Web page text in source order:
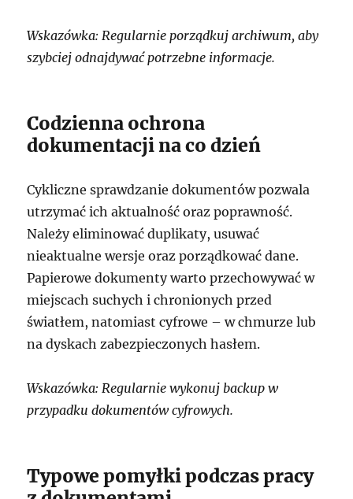
Wskazówka: Regularnie porządkuj archiwum, aby
szybciej odnajdywać potrzebne informacje.
Codzienna ochrona
dokumentacji na co dzień
Cykliczne sprawdzanie dokumentów pozwala
utrzymać ich aktualność oraz poprawność.
Należy eliminować duplikaty, usuwać
nieaktualne wersje oraz porządkować dane.
Papierowe dokumenty warto przechowywać w
miejscach suchych i chronionych przed
światłem, natomiast cyfrowe – w chmurze lub
na dyskach zabezpieczonych hasłem.
Wskazówka: Regularnie wykonuj backup w
przypadku dokumentów cyfrowych.
Typowe pomyłki podczas pracy